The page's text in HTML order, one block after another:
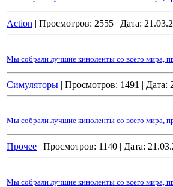
Action | Просмотров: 2555 | Дата:
Мы собрали лучшие киноленты со всего мира,
Cимуляторы | Просмотров: 1491 | Дата:
Мы собрали лучшие киноленты со всего мира,
Прочее | Просмотров: 1140 | Дата:
Мы собрали лучшие киноленты со всего мира,